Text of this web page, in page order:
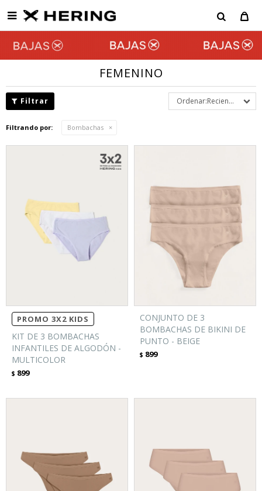

FEMENINO
Recientes
Filtrando por: Bombachas
PROMO 3X2 KIDS
KIT DE 3 BOMBACHAS
INFANTILES DE ALGODÓN -
MULTICOLOR
$ 899
CONJUNTO DE 3
BOMBACHAS DE BIKINI DE
PUNTO - BEIGE
$ 899